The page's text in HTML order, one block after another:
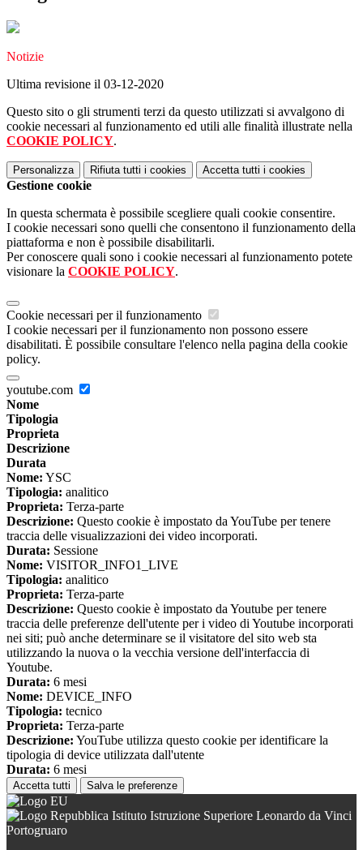
Notizie
Ultima revisione il 03-12-2020
Questo sito o gli strumenti terzi da questo utilizzati si avvalgono di
cookie necessari al funzionamento ed utili alle finalità illustrate nella
COOKIE POLICY.
Personalizza Rifiuta tutti i cookies Accetta tutti i cookies
Gestione cookie
In questa schermata è possibile scegliere quali cookie consentire.
I cookie necessari sono quelli che consentono il funzionamento della
piattaforma e non è possibile disabilitarli.
Per conoscere quali sono i cookie necessari al funzionamento potete
visionare la COOKIE POLICY.
Cookie necessari per il funzionamento
I cookie necessari per il funzionamento non possono essere
disabilitati. È possibile consultare l'elenco nella pagina della cookie
policy.
youtube.com
Nome
Tipologia
Proprieta
Descrizione
Durata
Nome: YSC
Tipologia: analitico
Proprieta: Terza-parte
Descrizione: Questo cookie è impostato da YouTube per tenere
traccia delle visualizzazioni dei video incorporati.
Durata: Sessione
Nome: VISITOR_INFO1_LIVE
Tipologia: analitico
Proprieta: Terza-parte
Descrizione: Questo cookie è impostato da Youtube per tenere
traccia delle preferenze dell'utente per i video di Youtube incorporati
nei siti; può anche determinare se il visitatore del sito web sta
utilizzando la nuova o la vecchia versione dell'interfaccia di
Youtube.
Durata: 6 mesi
Nome: DEVICE_INFO
Tipologia: tecnico
Proprieta: Terza-parte
Descrizione: YouTube utilizza questo cookie per identificare la
tipologia di device utilizzata dall'utente
Durata: 6 mesi
Accetta tutti Salva le preferenze
Istituto Istruzione Superiore Leonardo da Vinci
Portogruaro